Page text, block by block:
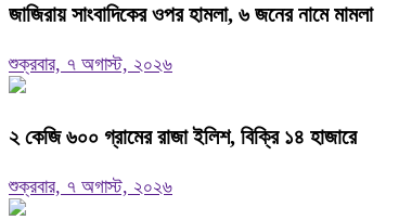
জাজিরায় সাংবাদিকের ওপর হামলা, ৬ জনের নামে মামলা
শুক্রবার, ৭ অগাস্ট, ২০২৬
২ কেজি ৬০০ গ্রামের রাজা ইলিশ, বিক্রি ১৪ হাজারে
শুক্রবার, ৭ অগাস্ট, ২০২৬